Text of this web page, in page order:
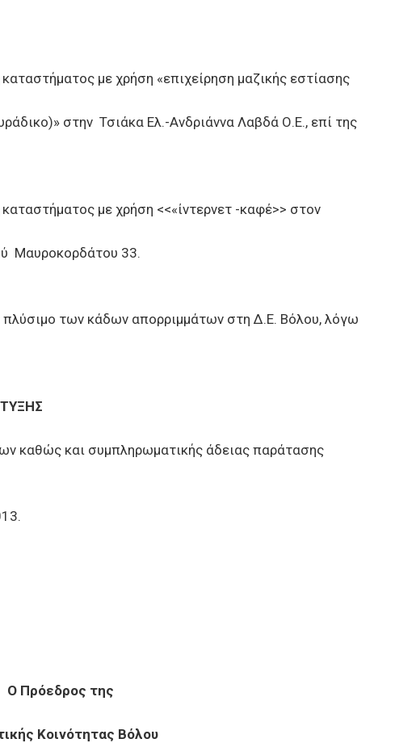
με χρήση «επιχείρηση μαζικής εστίασης
στην Τσιάκα Ελ.-Ανδριάννα Λαβδά Ο.Ε., επί της
με χρήση <<«ίντερνετ -καφέ>> στον
Μαυροκορδάτου 33.
των κάδων απορριμμάτων στη Δ.Ε. Βόλου, λόγω
καθώς και συμπληρωματικής άδειας παράτασης
Ο Πρόεδρος της
Κοινότητας Βόλου